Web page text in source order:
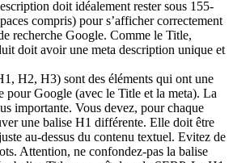
doit idéalement rester sous 155-
compris) pour s’afficher correctement
recherche Google. Comme le Title,
doit avoir une meta description unique et
H2, H3) sont des éléments qui ont une
pour Google (avec le Title et la meta). La
importante. Vous devez, pour chaque
une balise H1 différente. Elle doit être
au-dessus du contenu textuel. Evitez de
Attention, ne confondez-pas la balise